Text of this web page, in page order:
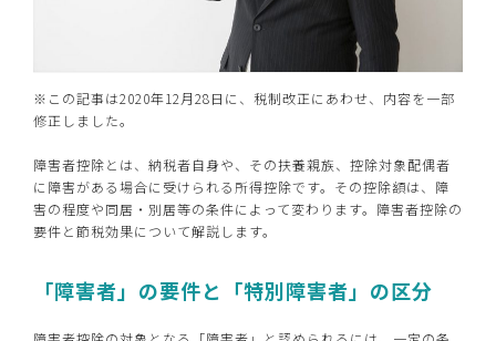
※この記事は2020年12月28日に、税制改正にあわせ、内容を一部
修正しました。
障害者控除とは、納税者自身や、その扶養親族、控除対象配偶者
に障害がある場合に受けられる所得控除です。その控除額は、障
害の程度や同居・別居等の条件によって変わります。障害者控除の
要件と節税効果について解説します。
「障害者」の要件と「特別障害者」の区分